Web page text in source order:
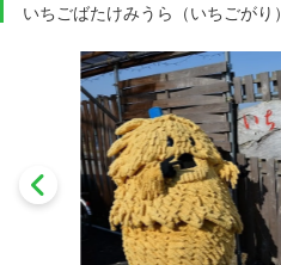
いちごばたけみうら（いちごがり）